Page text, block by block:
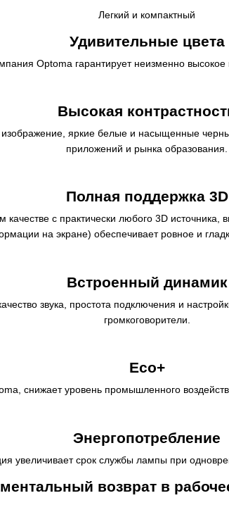
Легкий и компактный
Удивительные цвета
Optoma гарантирует неизменно высокое
Высокая
яркие белые и насыщенные
приложений и рынка образования.
Полная поддержка 3D
качестве с практически любого 3D
на экране) обеспечивает ровное и
Встроенный динамик
звука, простота подключения и
громкоговорители.
Eco+
снижает уровень промышленного
Энергопотребление
увеличивает срок службы лампы при
возврат в